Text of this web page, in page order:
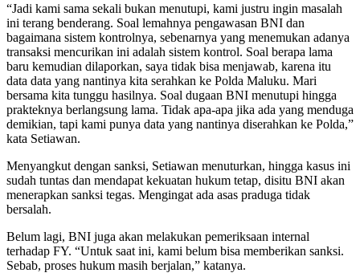
“Jadi kami sama sekali bukan menutupi, kami justru ingin masalah
ini terang benderang. Soal lemahnya pengawasan BNI dan
bagaimana sistem kontrolnya, sebenarnya yang menemukan adanya
transaksi mencurikan ini adalah sistem kontrol. Soal berapa lama
baru kemudian dilaporkan, saya tidak bisa menjawab, karena itu
data data yang nantinya kita serahkan ke Polda Maluku. Mari
bersama kita tunggu hasilnya. Soal dugaan BNI menutupi hingga
prakteknya berlangsung lama. Tidak apa-apa jika ada yang menduga
demikian, tapi kami punya data yang nantinya diserahkan ke Polda,”
kata Setiawan.
Menyangkut dengan sanksi, Setiawan menuturkan, hingga kasus ini
sudah tuntas dan mendapat kekuatan hukum tetap, disitu BNI akan
menerapkan sanksi tegas. Mengingat ada asas praduga tidak
bersalah.
Belum lagi, BNI juga akan melakukan pemeriksaan internal
terhadap FY. “Untuk saat ini, kami belum bisa memberikan sanksi.
Sebab, proses hukum masih berjalan,” katanya.